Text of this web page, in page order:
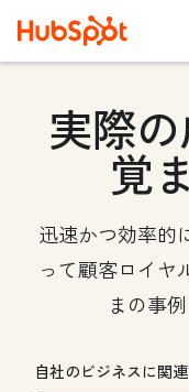
実際
覚
迅速かつ効率的
って顧客ロイヤ
まの事
自社のビジネスに関